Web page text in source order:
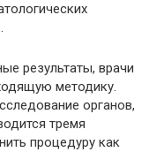
результаты, врачи
методику.
органов,
тремя
процедуру как